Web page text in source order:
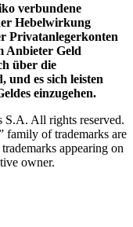
verbundene
Hebelwirkung
Privatanlegerkonten
Anbieter Geld
über die
und es sich leisten
einzugehen.
All rights reserved.
of trademarks are
appearing on
owner.